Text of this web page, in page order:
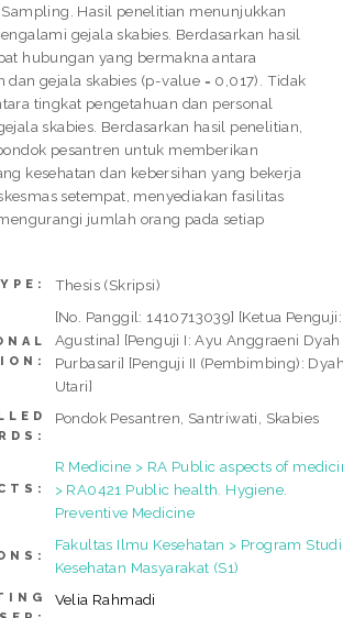
Sampling. Hasil penelitian menunjukkan
gejala skabies. Berdasarkan hasil
hubungan yang bermakna antara
dan gejala skabies (p-value = 0,017). Tidak
tingkat pengetahuan dan personal
skabies. Berdasarkan hasil penelitian,
pesantren untuk memberikan
kesehatan dan kebersihan yang bekerja
setempat, menyediakan fasilitas
jumlah orang pada setiap
Thesis (Skripsi)
[No. Panggil: 1410713039] [Ketua Penguji:
Agustina] [Penguji I: Ayu Anggraeni Dyah
Purbasari] [Penguji II (Pembimbing):
Utari]
Pondok Pesantren, Santriwati, Skabies
R Medicine > RA Public aspects of
> RA0421 Public health. Hygiene.
Preventive Medicine
Fakultas Ilmu Kesehatan > Program Studi
Kesehatan Masyarakat (S1)
Velia Rahmadi